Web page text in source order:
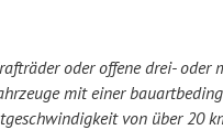
oder offene drei- oder
mit einer
von über 20